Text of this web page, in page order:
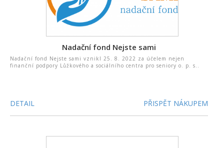
Nadační fond Nejste sami
Nadační fond Nejste sami vznikl 25. 8. 2022 za účelem nejen
finanční podpory Lůžkového a sociálního centra pro seniory o. p. s..
DETAIL PŘISPĚT NÁKUPEM